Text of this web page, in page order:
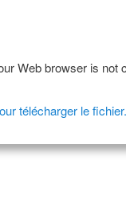
Web browser is not
télécharger le fichier.